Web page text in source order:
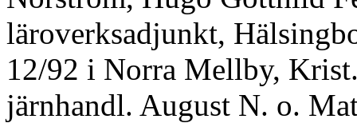
läroverksadjunkt,
12/92 i Norra Mellby,
järnhandl. August N. o.